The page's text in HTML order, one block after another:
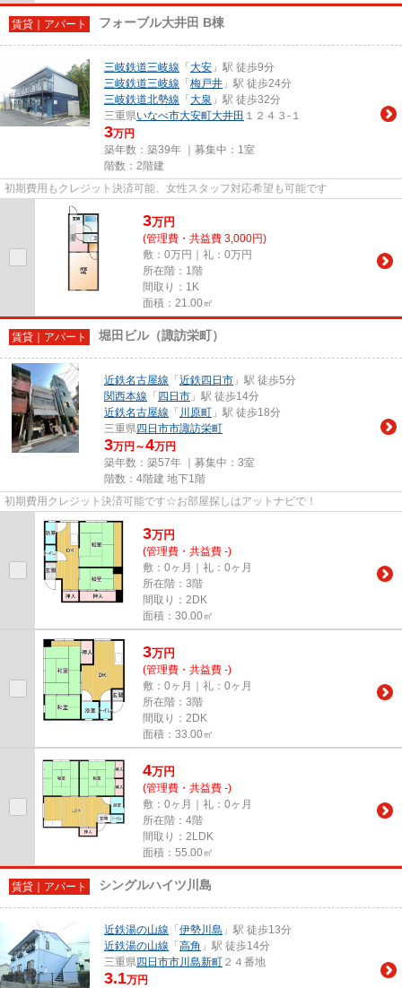
賃貸｜アパート フォーブル大井田 B棟
三岐鉄道三岐線 「 大安 」駅 徒歩9分
三岐鉄道三岐線 「 梅戸井 」駅 徒歩24分
三岐鉄道北勢線 「 大泉 」駅 徒歩32分
三重県いなべ市大安町大井田 １２４３-１
3万円
築年数：築39年 ｜募集中： 1室
階数：2階建
初期費用もクレジット決済可能、女性スタッフ対応希望も可能です
3万円
(管理費・共益費 3,000円)
敷：0万円｜礼：0万円
所在階：1階
間取り：1K
面積：21.00㎡
賃貸｜アパート 堀田ビル（諏訪栄町）
近鉄名古屋線 「 近鉄四日市 」駅 徒歩5分
関西本線 「 四日市 」駅 徒歩14分
近鉄名古屋線 「 川原町 」駅 徒歩18分
三重県四日市市諏訪栄町
3万円～4万円
築年数：築57年 ｜募集中： 3室
階数：4階建 地下1階
初期費用クレジット決済可能です☆お部屋探しはアットナビで！
3万円
(管理費・共益費 -)
敷：0ヶ月｜礼：0ヶ月
所在階：3階
間取り：2DK
面積：30.00㎡
3万円
(管理費・共益費 -)
敷：0ヶ月｜礼：0ヶ月
所在階：3階
間取り：2DK
面積：33.00㎡
4万円
(管理費・共益費 -)
敷：0ヶ月｜礼：0ヶ月
所在階：4階
間取り：2LDK
面積：55.00㎡
賃貸｜アパート シングルハイツ川島
近鉄湯の山線 「 伊勢川島 」駅 徒歩13分
近鉄湯の山線 「 高角 」駅 徒歩14分
三重県四日市市川島新町 ２４番地
3.1万円